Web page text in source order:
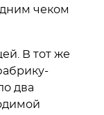
чеком
В тот же
два